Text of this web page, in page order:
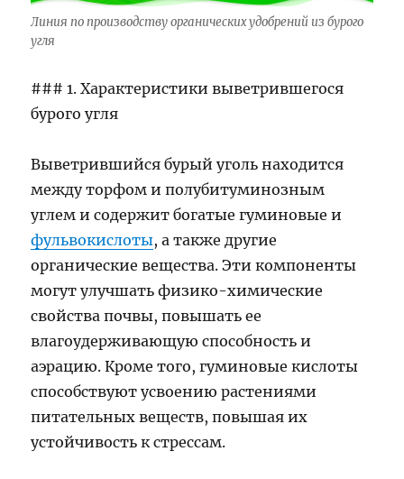
Линия по производству органических удобрений из бурого
угля
### 1. Характеристики выветрившегося
бурого угля
Выветрившийся бурый уголь находится
между торфом и полубитуминозным
углем и содержит богатые гуминовые и
фульвокислоты, а также другие
органические вещества. Эти компоненты
могут улучшать физико-химические
свойства почвы, повышать ее
влагоудерживающую способность и
аэрацию. Кроме того, гуминовые кислоты
способствуют усвоению растениями
питательных веществ, повышая их
устойчивость к стрессам.